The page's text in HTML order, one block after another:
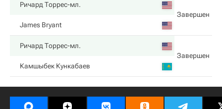
Ричард Торрес-мл.
Завершен
James Bryant
Ричард Торрес-мл.
Завершен
Камшыбек Кункабаев